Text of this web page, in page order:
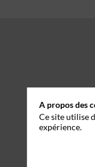
A propos des
Ce site utilise
expérience.